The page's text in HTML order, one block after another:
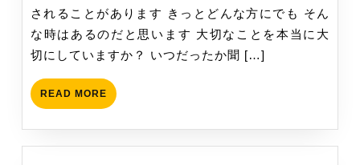
ン
されることがあります きっとどんな方にでも そん
な時はあるのだと思います 大切なことを本当に大
切にしていますか？ いつだったか聞 […]
READ MORE READ
MORE